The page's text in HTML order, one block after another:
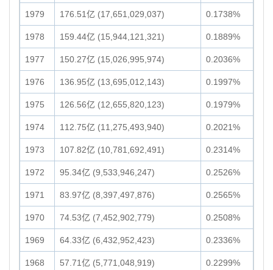
1979 176.51亿 (17,651,029,037) 0.1738%
1978 159.44亿 (15,944,121,321) 0.1889%
1977 150.27亿 (15,026,995,974) 0.2036%
1976 136.95亿 (13,695,012,143) 0.1997%
1975 126.56亿 (12,655,820,123) 0.1979%
1974 112.75亿 (11,275,493,940) 0.2021%
1973 107.82亿 (10,781,692,491) 0.2314%
1972 95.34亿 (9,533,946,247) 0.2526%
1971 83.97亿 (8,397,497,876) 0.2565%
1970 74.53亿 (7,452,902,779) 0.2508%
1969 64.33亿 (6,432,952,423) 0.2336%
1968 57.71亿 (5,771,048,919) 0.2299%